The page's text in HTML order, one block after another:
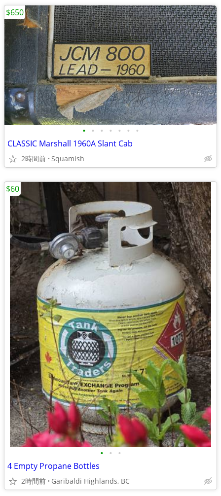
• • • • • • •
CLASSIC Marshall 1960A Slant Cab
2時間前 Squamish
$650
• • •
4 Empty Propane Bottles
2時間前 Garibaldi Highlands, BC
$60